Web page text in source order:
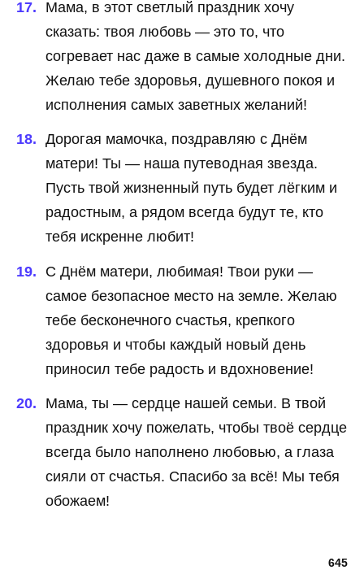
Мама, в этот светлый праздник хочу
сказать: твоя любовь — это то, что
согревает нас даже в самые холодные дни.
Желаю тебе здоровья, душевного покоя и
исполнения самых заветных желаний!
Дорогая мамочка, поздравляю с Днём
матери! Ты — наша путеводная звезда.
Пусть твой жизненный путь будет лёгким и
радостным, а рядом всегда будут те, кто
тебя искренне любит!
С Днём матери, любимая! Твои руки —
самое безопасное место на земле. Желаю
тебе бесконечного счастья, крепкого
здоровья и чтобы каждый новый день
приносил тебе радость и вдохновение!
Мама, ты — сердце нашей семьи. В твой
праздник хочу пожелать, чтобы твоё сердце
всегда было наполнено любовью, а глаза
сияли от счастья. Спасибо за всё! Мы тебя
обожаем!
645